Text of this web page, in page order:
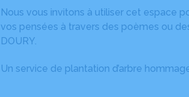
Nous vous invitons à utiliser cet espace
vos pensées à travers des poèmes ou
DOURY.
Un service de plantation d’arbre